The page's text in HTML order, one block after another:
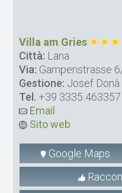
Villa am Gries
Città: Lana
Via: Gampenstrasse
Gestione: Josef Donà
Tel. +39 3335 463357
Email
Sito web
Google Maps